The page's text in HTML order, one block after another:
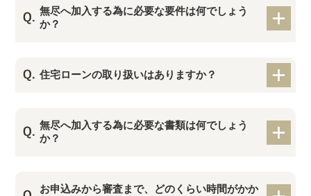
無尽へ加入する為に必要な要件は何でしょう
か？
住宅ローンの取り扱いはありますか？
無尽へ加入する為に必要な書類は何でしょう
か？
お申込みから審査まで、どのくらい時間がかか